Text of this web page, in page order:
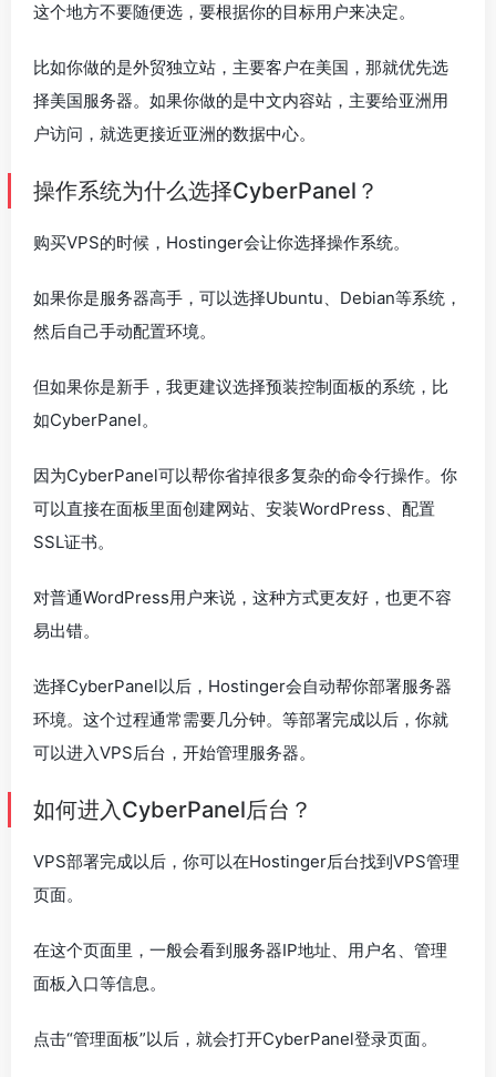
这个地方不要随便选，要根据你的目标用户来决定。
比如你做的是外贸独立站，主要客户在美国，那就优先选
择美国服务器。如果你做的是中文内容站，主要给亚洲用
户访问，就选更接近亚洲的数据中心。
操作系统为什么选择CyberPanel？
购买VPS的时候，Hostinger会让你选择操作系统。
如果你是服务器高手，可以选择Ubuntu、Debian等系统，
然后自己手动配置环境。
但如果你是新手，我更建议选择预装控制面板的系统，比
如CyberPanel。
因为CyberPanel可以帮你省掉很多复杂的命令行操作。你
可以直接在面板里面创建网站、安装WordPress、配置
SSL证书。
对普通WordPress用户来说，这种方式更友好，也更不容
易出错。
选择CyberPanel以后，Hostinger会自动帮你部署服务器
环境。这个过程通常需要几分钟。等部署完成以后，你就
可以进入VPS后台，开始管理服务器。
如何进入CyberPanel后台？
VPS部署完成以后，你可以在Hostinger后台找到VPS管理
页面。
在这个页面里，一般会看到服务器IP地址、用户名、管理
面板入口等信息。
点击“管理面板”以后，就会打开CyberPanel登录页面。